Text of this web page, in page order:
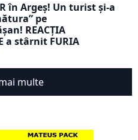
în Argeș! Un turist și-a
pe
REACȚIA
a stârnit FURIA
multe